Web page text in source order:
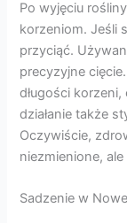
Po wyjęciu
korzeniom. Jeśli
przyciąć.
precyzyjne
długości
działanie także
Oczywiście,
niezmienione,
Sadzenie w